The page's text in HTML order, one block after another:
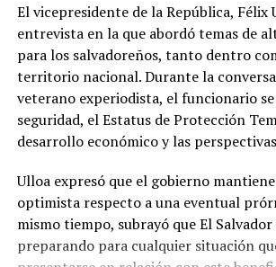
Además de la seguridad, las
cooperación económica, comercial y
partes acordaron impulsar la creación
Binacional Empresarial orientado a
comercio, la inversión y nuevas
desarrollo entre Colombia y El
inteligencia artificial y transformación
iniciativas mencionadas figuran la
el acuerdo estratégico con Google
digitalización de trámites en el Centro
El vicepresidente de la República, Félix
entrevista en la que abordó temas de
para los salvadoreños, tanto dentro
territorio nacional. Durante la
veterano experiodista, el funcionario
seguridad, el Estatus de Protección
desarrollo económico y las
Ulloa expresó que el gobierno
optimista respecto a una eventual
mismo tiempo, subrayó que El Salvador
preparando para cualquier situación